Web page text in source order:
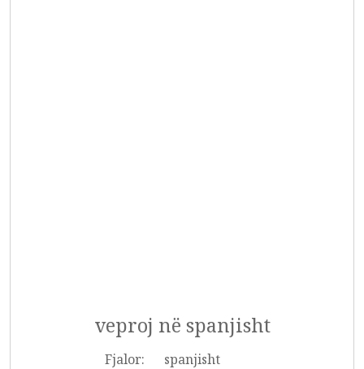
veproj në spanjisht
Fjalor:
spanjisht